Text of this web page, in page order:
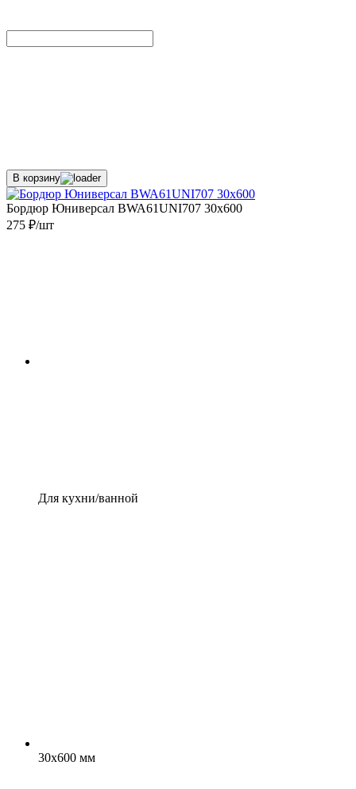
В корзину
Бордюр Юниверсал BWA61UNI707 30x600
275 ₽/шт
Для кухни/ванной
30x600 мм